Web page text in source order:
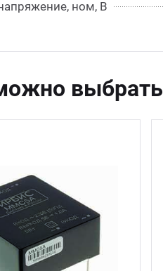
ном, В
выбрать